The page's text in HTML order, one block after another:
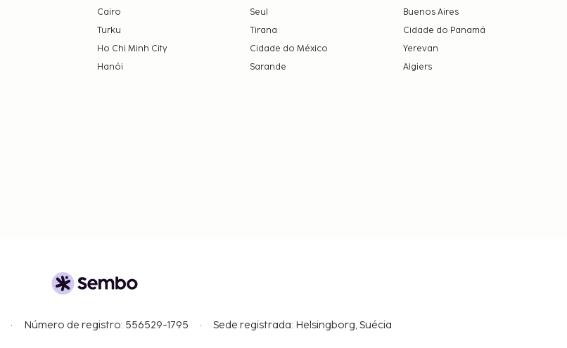
Cairo
Seul
Buenos Aires
Turku
Tirana
Cidade do Panamá
Ho Chi Minh City
Cidade do México
Yerevan
Hanói
Sarande Algiers
Número de registro: 556529-1795 Sede registrada: Helsingborg, Suécia